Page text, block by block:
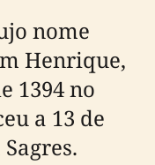
nome
Henrique,
1394 no
a 13 de